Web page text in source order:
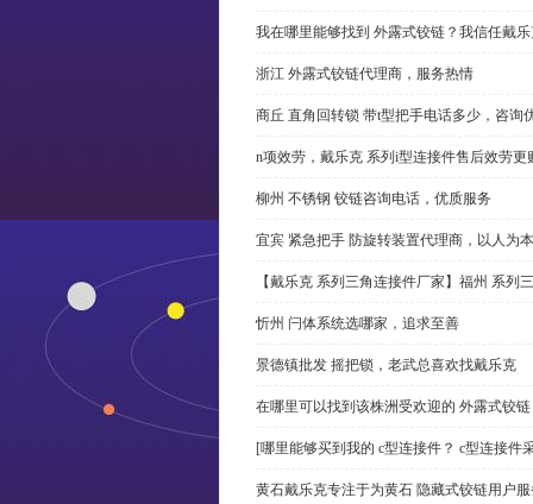
我在哪里能够找到 外露式铰链？我信任戴
浙江 外露式铰链代理商，服务热情
商丘 直角回转锁 带t型把手电话多少，咨询
n项效劳，戴乐克 系列i型连接件售后效劳更
柳州 不锈钢 铰链咨询电话，优质服务
宜宾 紧急把手 防旋转装置代理商，以人为本
【戴乐克 系列三角连接件厂家】福州 系列
忻州 闩体系统选哪家，追求至善
景德镇批发 摇把锁，老武总喜欢找戴乐克
在哪里可以找到该株洲受欢迎的 外露式铰
[哪里能够买到我的 c型连接件？ c型连接件
黄石戴乐克专注于为黄石 隐藏式铰链用户